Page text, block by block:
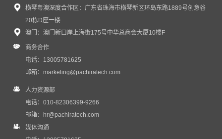
横琴粤澳深度合作区：广东省珠海市横琴新区环岛东路1889号创意谷
20栋D座一楼
澳门：澳门新口岸上海街175号中华总商会大厦10楼F
商务合作
电话：13005781625
邮箱：marketing@pachiratech.com
人力资源部
电话：010-82306399-9266
邮箱：
hr@pachiratech.com
媒体沟通